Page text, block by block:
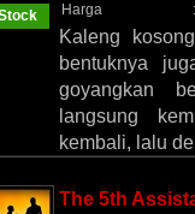
Harga
:
Kaleng
bentuknya
goyangkan
langsung
kembali, lalu
The 5th